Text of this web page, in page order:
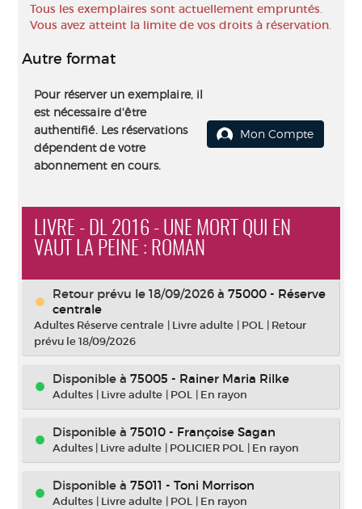
Tous les exemplaires sont actuellement empruntés.
Vous avez atteint la limite de vos droits à réservation.
Autre format
Pour réserver un exemplaire, il
est nécessaire d'être
authentifié. Les réservations
dépendent de votre
abonnement en cours.
Mon Compte
LIVRE - DL 2016 - UNE MORT QUI EN
VAUT LA PEINE : ROMAN
Retour prévu le 18/09/2026 à 75000 - Réserve
centrale
Adultes Réserve centrale | Livre adulte | POL | Retour
prévu le 18/09/2026
Disponible à 75005 - Rainer Maria Rilke
Adultes | Livre adulte | POL | En rayon
Disponible à 75010 - Françoise Sagan
Adultes | Livre adulte | POLICIER POL | En rayon
Disponible à 75011 - Toni Morrison
Adultes | Livre adulte | POL | En rayon